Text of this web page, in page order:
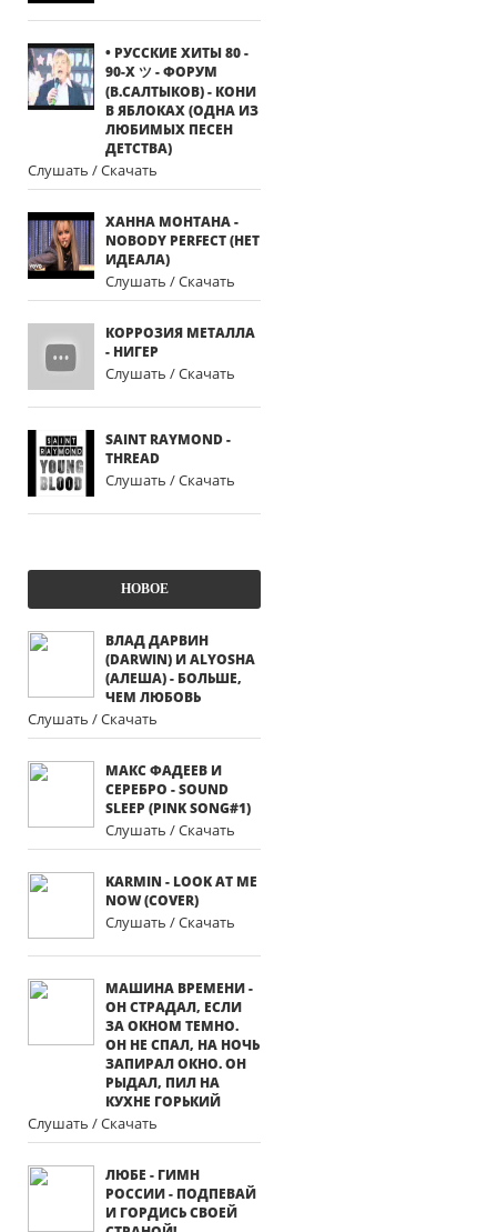
• РУССКИЕ ХИТЫ 80 -
90-Х ツ - ФОРУМ
(В.САЛТЫКОВ) - КОНИ
В ЯБЛОКАХ (ОДНА ИЗ
ЛЮБИМЫХ ПЕСЕН
ДЕТСТВА)
Слушать / Скачать
ХАННА МОНТАНА -
NOBODY PERFECT (НЕТ
ИДЕАЛА)
Слушать / Скачать
КОРРОЗИЯ МЕТАЛЛА
- НИГЕР
Слушать / Скачать
SAINT RAYMOND -
THREAD
Слушать / Скачать
НОВОЕ
ВЛАД ДАРВИН
(DARWIN) И ALYOSHA
(АЛЕША) - БОЛЬШЕ,
ЧЕМ ЛЮБОВЬ
Слушать / Скачать
МАКС ФАДЕЕВ И
СЕРЕБРО - SOUND
SLEEP (PINK SONG#1)
Слушать / Скачать
KARMIN - LOOK AT ME
NOW (COVER)
Слушать / Скачать
МАШИНА ВРЕМЕНИ -
ОН СТРАДАЛ, ЕСЛИ
ЗА ОКНОМ ТЕМНО.
ОН НЕ СПАЛ, НА НОЧЬ
ЗАПИРАЛ ОКНО. ОН
РЫДАЛ, ПИЛ НА
КУХНЕ ГОРЬКИЙ
Слушать / Скачать
ЛЮБЕ - ГИМН
РОССИИ - ПОДПЕВАЙ
И ГОРДИСЬ СВОЕЙ